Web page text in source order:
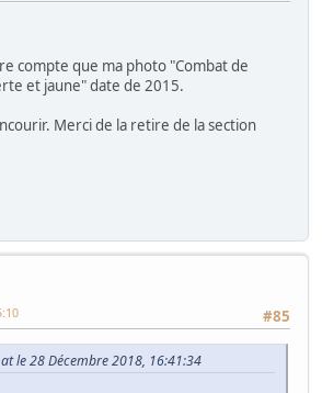
compte que ma photo "Combat de
et jaune" date de 2015.
Merci de la retire de la section
#85
le 28 Décembre 2018, 16:41:34